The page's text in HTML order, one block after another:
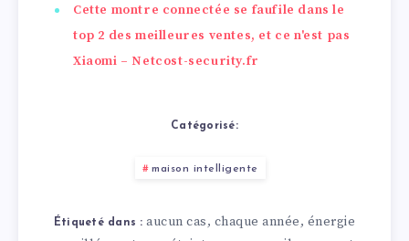
Cette montre connectée se faufile dans le
top 2 des meilleures ventes, et ce n'est pas
Xiaomi – Netcost-security.fr
Catégorisé:
maison intelligente
Étiqueté dans : aucun cas, chaque année, énergie